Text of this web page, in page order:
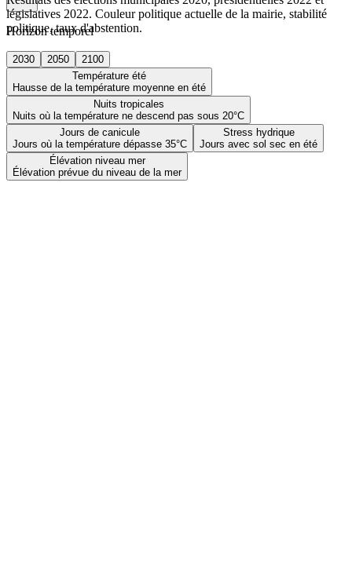
Horizon temporel
2030 2050
2100
Température été
Hausse de la température moyenne en été
Nuits tropicales
Nuits où la température ne descend pas sous 20°C
Jours de canicule
Jours où la température dépasse 35°C
Stress hydrique
Jours avec sol sec en été
Élévation niveau mer
Élévation prévue du niveau de la mer
législatives 2022. Couleur politique actuelle de la mairie, stabilité
politique, taux d'abstention.